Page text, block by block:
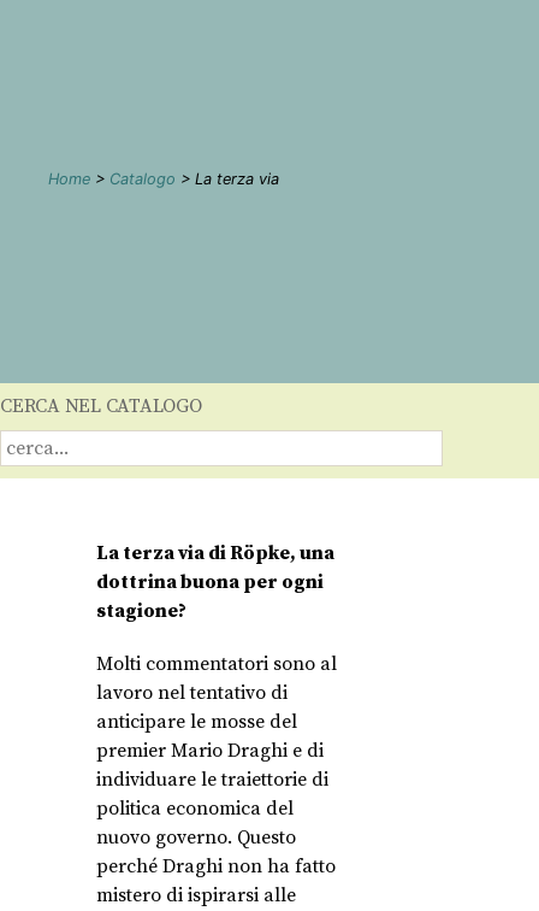
Home > Catalogo > La terza via
CERCA NEL CATALOGO
La terza via di Röpke, una
dottrina buona per ogni
stagione?
Molti commentatori sono al
lavoro nel tentativo di
anticipare le mosse del
premier Mario Draghi e di
individuare le traiettorie di
politica economica del
nuovo governo. Questo
perché Draghi non ha fatto
mistero di ispirarsi alle